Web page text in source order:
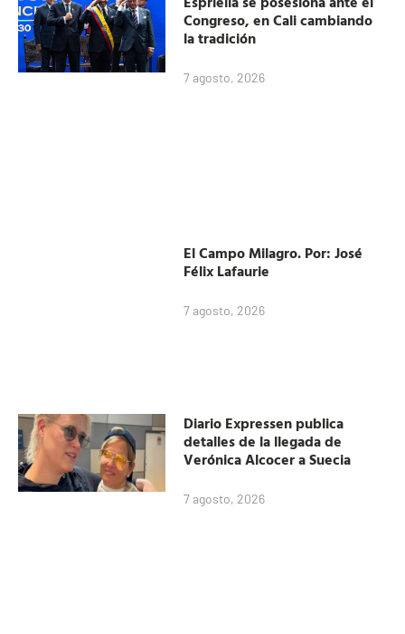
Congreso, en Cali cambiando
la tradición
7 agosto, 2026
El Campo Milagro. Por: José
Félix Lafaurie
7 agosto, 2026
Diario Expressen publica
detalles de la llegada de
Verónica Alcocer a Suecia
7 agosto, 2026